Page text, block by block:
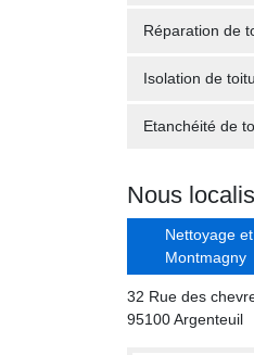
Réparation de
Isolation de
Etanchéité de
Nous
Nettoyage
Montmagny
32 Rue des
95100 Argenteuil